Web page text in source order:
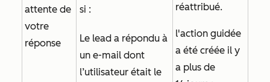
attente de
votre
réponse
si :
Le lead a répondu à
un e-mail dont
l’utilisateur était le
réattribué.
l'action guidée
a été créée il y
a plus de